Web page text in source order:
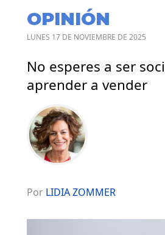
OPINIÓN
LUNES 17 DE NOVIEMBRE DE 2025
No esperes a ser
aprender a vender
Por LIDIA ZOMMER